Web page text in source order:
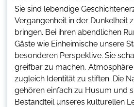
Sie sind lebendige
Vergangenheit in der Dunkelheit
bringen. Bei ihren abendlichen
Gäste wie Einheimische unsere
besonderen Perspektive. Sie
greifbar zu machen,
zugleich Identität zu stiften. Die
gehören einfach zu Husum und
Bestandteil unseres kulturellen